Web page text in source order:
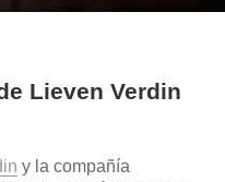
Lieven Verdin
y la compañía